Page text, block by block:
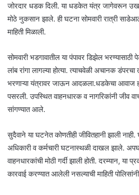
जोरदार धडक दिली. या धडकेत यंत्र जागेवरून
मोठे नुकसान झाले. ही घटना सोमवारी रात्री
माहिती मिळाली.
सोमवारी भडगावातील या पंपावर डिझेल भरण्यासाठी
लांब रांगा लागल्या होत्या. त्याचवेळी अचानक
भरणाऱ्या यंत्रावर जाऊन आदळला.धडकेचा आवाज
पसरली. उपस्थित वाहनधारक व नागरिकांनी जीव
सांगण्यात आले.
सुदैवाने या घटनेत कोणतीही जीवितहानी झाली
अधिकारी व कर्मचारी घटनास्थळी दाखल झाले.
वाहनधारकांची मोठी गर्दी झाली होती. दरम्यान, या
कारवाई करण्यात आलेली नसल्याची माहिती